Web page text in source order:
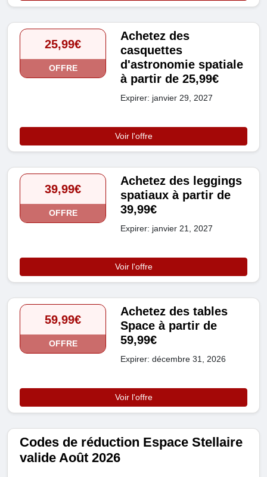
25,99€
OFFRE
Achetez des
casquettes
d'astronomie spatiale
à partir de 25,99€
Expirer: janvier 29, 2027
Voir l'offre
39,99€
OFFRE
Achetez des leggings
spatiaux à partir de
39,99€
Expirer: janvier 21, 2027
Voir l'offre
59,99€
OFFRE
Achetez des tables
Space à partir de
59,99€
Expirer: décembre 31, 2026
Voir l'offre
Codes de réduction Espace Stellaire
valide Août 2026